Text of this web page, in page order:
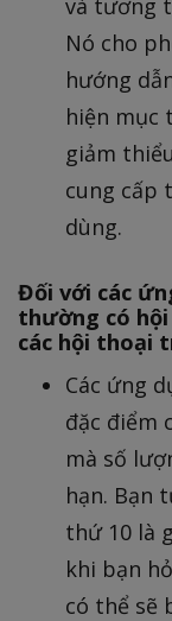
và tương
Nó cho
hướng
hiện mục
giảm
cung cấp
dùng.
Đối với các
thường có
các hội thoại
Các ứng
đặc điểm
mà số
hạn. Bạn
thứ 10 là
khi bạn
có thể sẽ